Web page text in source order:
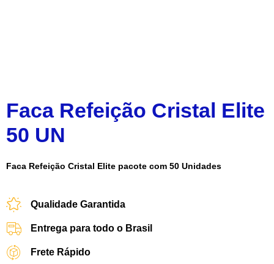
Faca Refeição Cristal Elite
50 UN
Faca Refeição Cristal Elite pacote com 50 Unidades
Qualidade Garantida
Entrega para todo o Brasil
Frete Rápido